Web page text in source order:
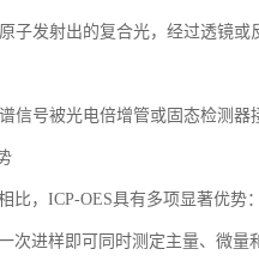
子发射出的复合光，经过透镜
信号被光电倍增管或固态检测器
比，ICP-OES具有多项显著优势：
次进样即可同时测定主量、微